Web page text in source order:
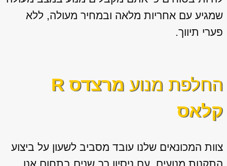
שמגיע עם אחריות מלאה ובמחיר מעולה, ללא
פערי תיווך.
החלפת מנוע
מרצדס R
קלאס
צוות המכונאים שלנו עובד מסביב לשעון על ביצוע
התקנות מנועים. עם ניסיון רב שנים בתחום אנו